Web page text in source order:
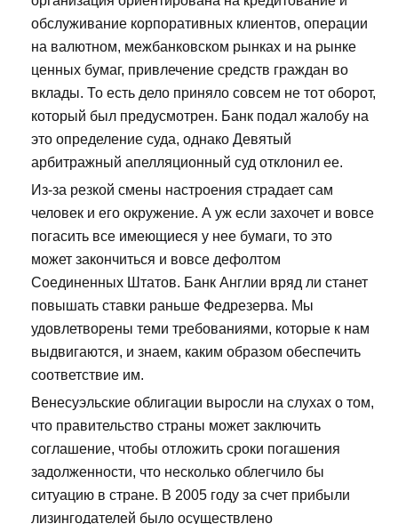
обслуживание корпоративных клиентов, операции
на валютном, межбанковском рынках и на рынке
ценных бумаг, привлечение средств граждан во
вклады. То есть дело приняло совсем не тот оборот,
который был предусмотрен. Банк подал жалобу на
это определение суда, однако Девятый
арбитражный апелляционный суд отклонил ее.
Из-за резкой смены настроения страдает сам
человек и его окружение. А уж если захочет и вовсе
погасить все имеющиеся у нее бумаги, то это
может закончиться и вовсе дефолтом
Соединенных Штатов. Банк Англии вряд ли станет
повышать ставки раньше Федрезерва. Мы
удовлетворены теми требованиями, которые к нам
выдвигаются, и знаем, каким образом обеспечить
соответствие им.
Венесуэльские облигации выросли на слухах о том,
что правительство страны может заключить
соглашение, чтобы отложить сроки погашения
задолженности, что несколько облегчило бы
ситуацию в стране. В 2005 году за счет прибыли
лизингодателей было осуществлено